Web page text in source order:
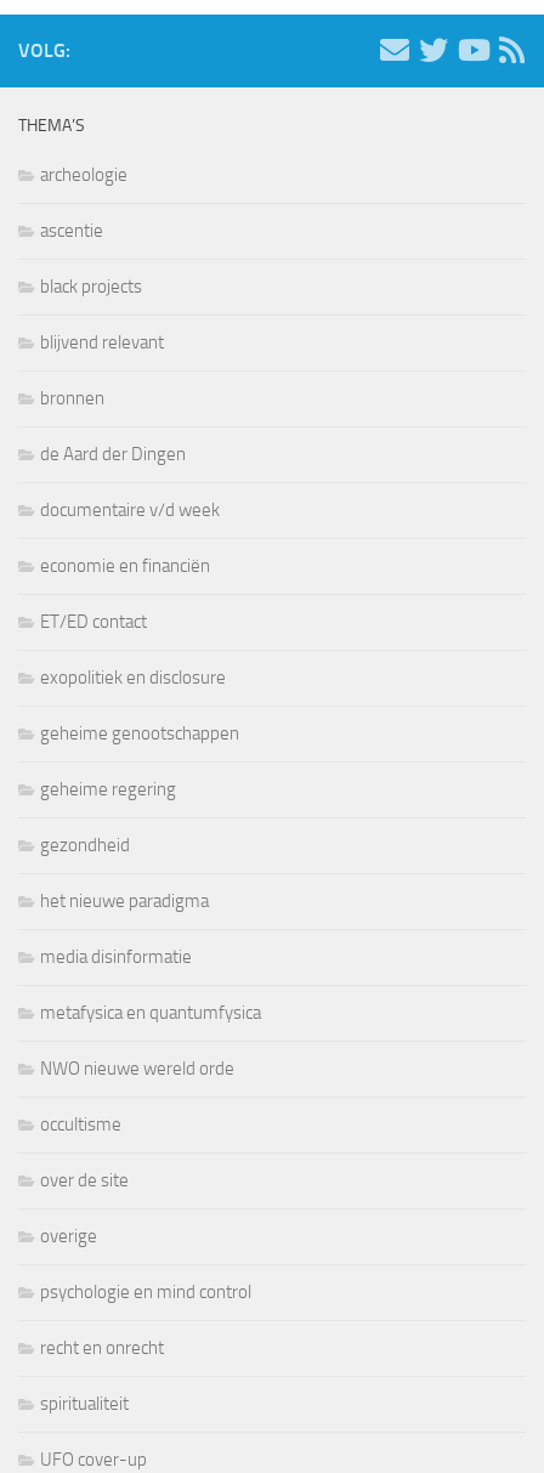
VOLG:
THEMA’S
archeologie
ascentie
black projects
blijvend relevant
bronnen
de Aard der Dingen
documentaire v/d week
economie en financiën
ET/ED contact
exopolitiek en disclosure
geheime genootschappen
geheime regering
gezondheid
het nieuwe paradigma
media disinformatie
metafysica en quantumfysica
NWO nieuwe wereld orde
occultisme
over de site
overige
psychologie en mind control
recht en onrecht
spiritualiteit
UFO cover-up